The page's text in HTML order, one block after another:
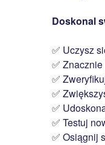
Doskonal
✅ Uczysz
✅
✅
✅
✅
✅ Testuj
✅ Osiągnij